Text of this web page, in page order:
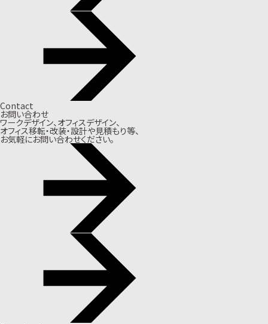
Contact
お問い合わせ
ワークデザイン、オフィスデザイン、
オフィス移転・改装・設計や見積もり等、
お気軽にお問い合わせください。